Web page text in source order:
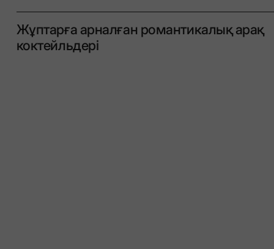
Жұптарға арналған романтикалық арақ
коктейльдері